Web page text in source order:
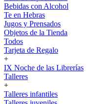
Bebidas con Alcohol
Te en Hebras
Jugos y Prensados
Objetos de la Tienda
Todos
Tarjeta de Regalo
+
IX Noche de las Librerías
Talleres
+
Talleres infantiles